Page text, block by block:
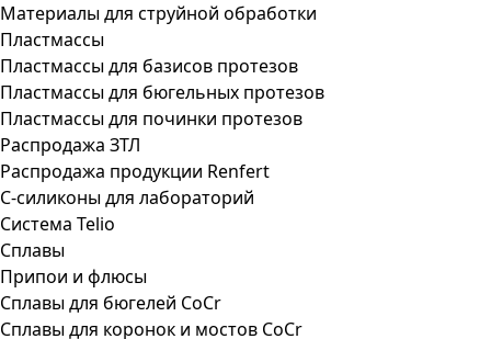
Материалы для струйной обработки
Пластмассы
Пластмассы для базисов протезов
Пластмассы для бюгельных протезов
Пластмассы для починки протезов
Распродажа ЗТЛ
Распродажа продукции Renfert
С-силиконы для лабораторий
Система Telio
Сплавы
Припои и флюсы
Сплавы для бюгелей CoCr
Сплавы для коронок и мостов CoCr